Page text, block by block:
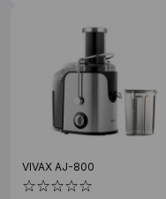
VIVAX AJ-800